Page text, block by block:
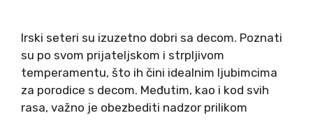
Irski seteri su izuzetno dobri sa decom. Poznati
su po svom prijateljskom i strpljivom
temperamentu, što ih čini idealnim ljubimcima
za porodice s decom. Međutim, kao i kod svih
rasa, važno je obezbediti nadzor prilikom